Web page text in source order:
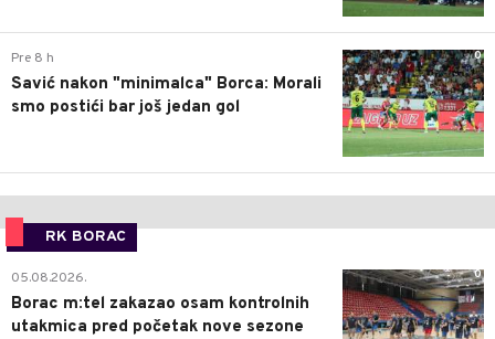
0
Pre 8 h
Savić nakon "minimalca" Borca: Morali
smo postići bar još jedan gol
RK BORAC
0
05.08.2026.
Borac m:tel zakazao osam kontrolnih
utakmica pred početak nove sezone